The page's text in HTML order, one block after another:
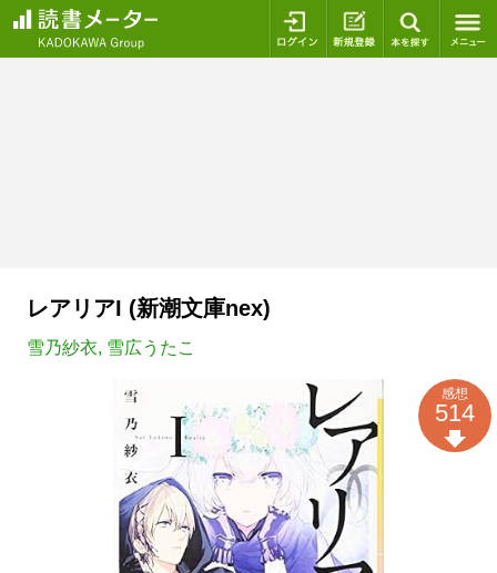
ログイン 新規登録
レアリアI (新潮文庫nex)
雪乃紗衣, 雪広うたこ
感想
514